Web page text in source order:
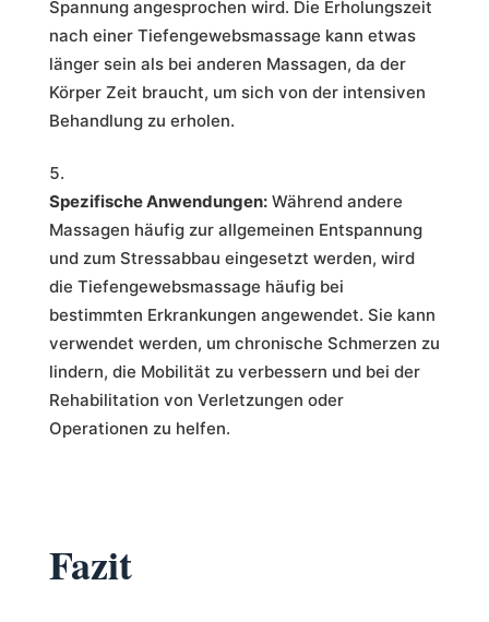
Spannung angesprochen wird. Die Erholungszeit
nach einer Tiefengewebsmassage kann etwas
länger sein als bei anderen Massagen, da der
Körper Zeit braucht, um sich von der intensiven
Behandlung zu erholen.
Spezifische Anwendungen:Während andere
Massagen häufig zur allgemeinen Entspannung
und zum Stressabbau eingesetzt werden, wird
die Tiefengewebsmassage häufig bei
bestimmten Erkrankungen angewendet. Sie kann
verwendet werden, um chronische Schmerzen zu
lindern, die Mobilität zu verbessern und bei der
Rehabilitation von Verletzungen oder
Operationen zu helfen.
Fazit